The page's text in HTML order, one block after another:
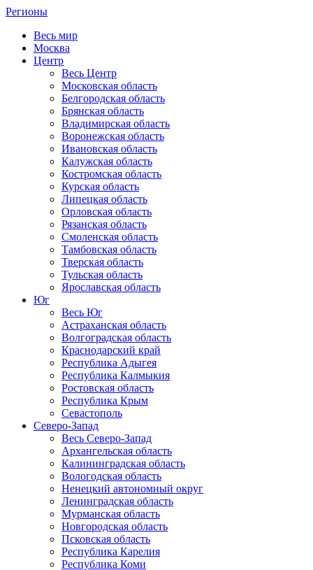
Регионы
Весь мир
Москва
Центр
Весь Центр
Московская область
Белгородская область
Брянская область
Владимирская область
Воронежская область
Ивановская область
Калужская область
Костромская область
Курская область
Липецкая область
Орловская область
Рязанская область
Смоленская область
Тамбовская область
Тверская область
Тульская область
Ярославская область
Юг
Весь Юг
Астраханская область
Волгоградская область
Краснодарский край
Республика Адыгея
Республика Калмыкия
Ростовская область
Республика Крым
Севастополь
Северо-Запад
Весь Северо-Запад
Архангельская область
Калининградская область
Вологодская область
Ненецкий автономный округ
Ленинградская область
Мурманская область
Новгородская область
Псковская область
Республика Карелия
Республика Коми